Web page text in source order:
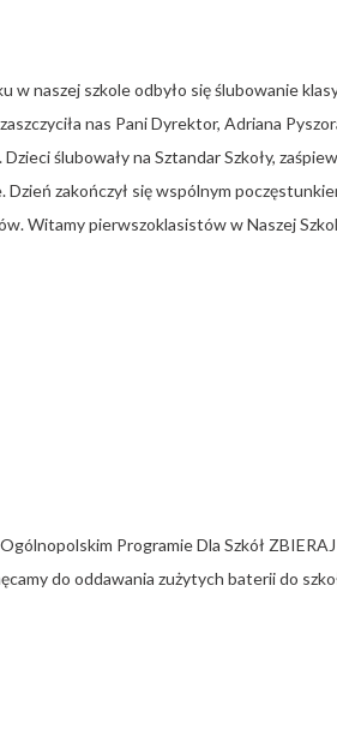
w naszej szkole odbyło się ślubowanie
nas Pani Dyrektor, Adriana
ślubowały na Sztandar Szkoły,
zakończył się wspólnym
Witamy pierwszoklasistów w Naszej
Programie Dla Szkół ZBIERAJ
do oddawania zużytych baterii do